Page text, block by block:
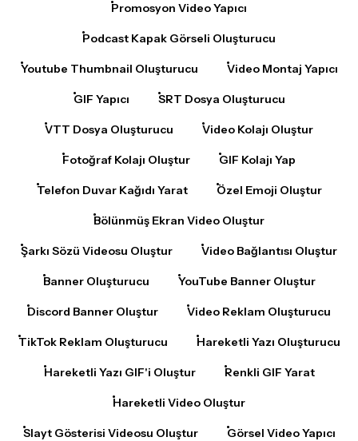
Podcast Kapak Görseli Oluşturucu
Youtube Thumbnail Oluşturucu Video Montaj Yapıcı
GIF Yapıcı SRT Dosya Oluşturucu
VTT Dosya Oluşturucu Video Kolajı Oluştur
Fotoğraf Kolajı Oluştur GIF Kolajı Yap
Telefon Duvar Kağıdı Yarat Özel Emoji Oluştur
Bölünmüş Ekran Video Oluştur
Şarkı Sözü Videosu Oluştur Video Bağlantısı Oluştur
Banner Oluşturucu YouTube Banner Oluştur
Discord Banner Oluştur Video Reklam Oluşturucu
TikTok Reklam Oluşturucu Hareketli Yazı Oluşturucu
Hareketli Yazı GIF'i Oluştur Renkli GIF Yarat
Hareketli Video Oluştur
Slayt Gösterisi Videosu Oluştur Görsel Video Yapıcı
Video Giriş Yapıcı Video Açıklama Yapma Aracı